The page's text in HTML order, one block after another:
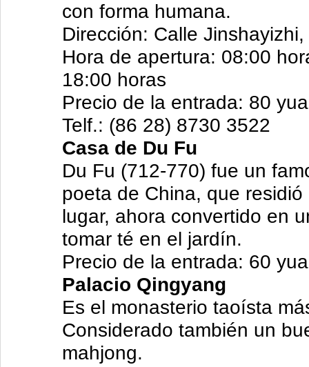
con forma humana.
Dirección: Calle
Hora de apertura: 08:00
18:00 horas
Precio de la entrada: 80
Telf.: (86 28) 8730 3522
Casa de Du Fu
Du Fu (712-770) fue un
poeta de China, que residió
lugar, ahora convertido en
tomar té en el jardín.
Precio de la entrada: 60
Palacio Qingyang
Es el monasterio taoísta
Considerado también un
mahjong.